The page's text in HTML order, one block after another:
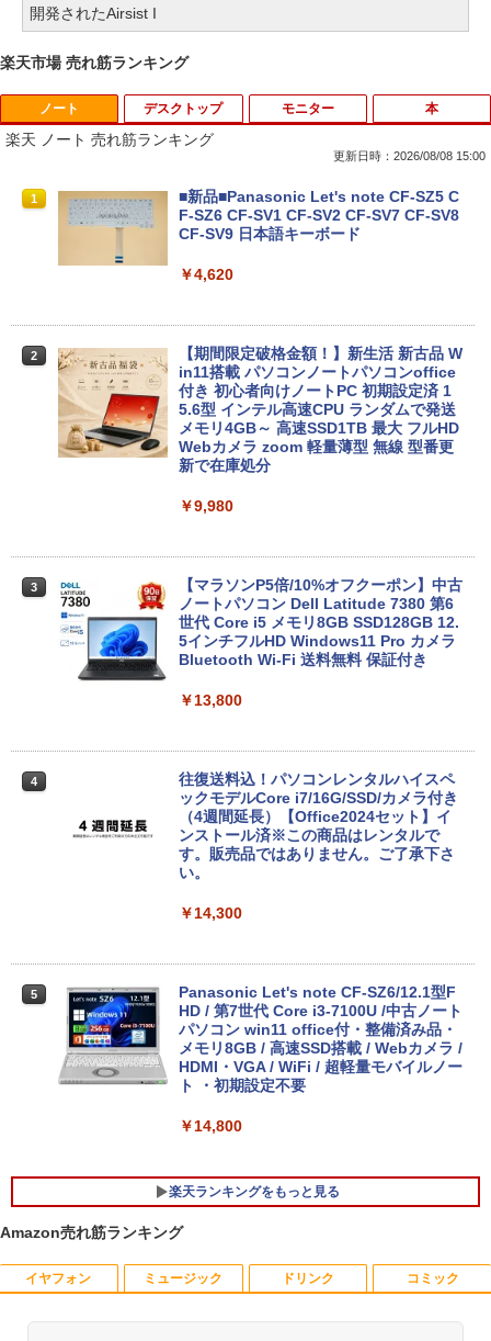
開発されたAirsist I
楽天市場 売れ筋ランキング
ノート
楽天 ノート 売れ筋ランキング
更新日時：2026/08/08 15:00
1
■新品■Panasonic Let's note CF-SZ5 C
F-SZ6 CF-SV1 CF-SV2 CF-SV7 CF-SV8
CF-SV9 日本語キーボード
￥4,620
2
【期間限定破格金額！】新生活 新古品 W
in11搭載 パソコンノートパソコンoffice
付き 初心者向けノートPC 初期設定済 1
5.6型 インテル高速CPU ランダムで発送
メモリ4GB～ 高速SSD1TB 最大 フルHD
Webカメラ zoom 軽量薄型 無線 型番更
新で在庫処分
￥9,980
3
【マラソンP5倍/10%オフクーポン】中古
ノートパソコン Dell Latitude 7380 第6
世代 Core i5 メモリ8GB SSD128GB 12.
5インチフルHD Windows11 Pro カメラ
Bluetooth Wi-Fi 送料無料 保証付き
￥13,800
4
往復送料込！パソコンレンタルハイスペ
ックモデルCore i7/16G/SSD/カメラ付き
（4週間延長）【Office2024セット】イ
ンストール済※この商品はレンタルで
す。販売品ではありません。ご了承下さ
い。
￥14,300
5
Panasonic Let's note CF-SZ6/12.1型F
HD / 第7世代 Core i3-7100U /中古ノート
パソコン win11 office付・整備済み品・
メモリ8GB / 高速SSD搭載 / Webカメラ /
HDMI・VGA / WiFi / 超軽量モバイルノー
ト ・初期設定不要
￥14,800
楽天ランキングをもっと見る
デスクトップ モニター
1
【中古良品】【安心保証】PHILIPS 223V
MI VGA 入力 角度調整可能
本
1
月刊少女野崎くん（18）特装版 セレク
クスプレミアム） [ 椿いづみ ]
Amazon売れ筋ランキング
イヤフォン ミュージック ドリンク コミック